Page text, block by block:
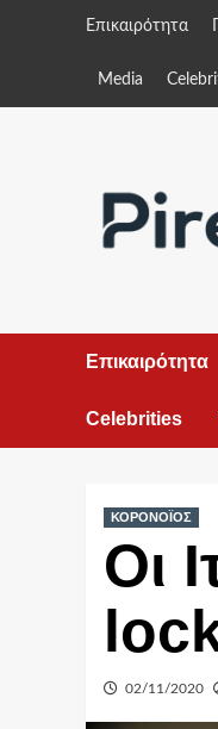
Επικαιρότητα
Media
Επικαιρότητα
Celebrities
ΚΟΡΟΝΟΪΟΣ
Οι
02/11/2020